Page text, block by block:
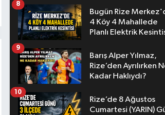
Bugün Rize
4 Köy 4 Mahallede
Planlı Elektrik
8
Barış Alper Yılmaz,
Rize’den Ayrılırken
Kadar Haklıydı?
9
Rize’de 8 Ağustos
Cumartesi (YARIN)
10